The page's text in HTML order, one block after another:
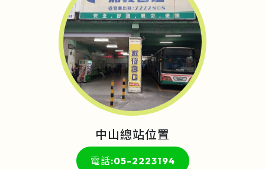
中山總站位置
電話:05-2223194